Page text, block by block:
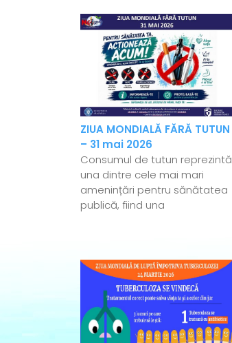
ZIUA MONDIALĂ FĂRĂ TUTUN
– 31 mai 2026
Consumul de tutun reprezintă
una dintre cele mai mari
amenințări pentru sănătatea
publică, fiind una